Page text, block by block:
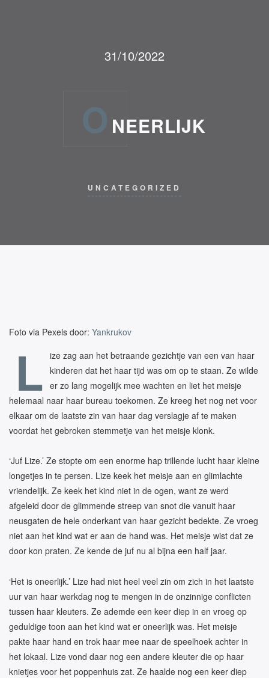
31/10/2022
O NEERLIJK
UNCATEGORIZED
Foto via Pexels door: Yankrukov
L ize zag aan het betraande gezichtje van een van haar
kinderen dat het haar tijd was om op te staan. Ze wilde
er zo lang mogelijk mee wachten en liet het meisje
helemaal naar haar bureau toekomen. Ze kreeg het nog net voor
elkaar om de laatste zin van haar dag verslagje af te maken
voordat het gebroken stemmetje van het meisje klonk.
‘Juf Lize.’ Ze stopte om een enorme hap trillende lucht haar kleine
longetjes in te persen. Lize keek het meisje aan en glimlachte
vriendelijk. Ze keek het kind niet in de ogen, want ze werd
afgeleid door de glimmende streep van snot die vanuit haar
neusgaten de hele onderkant van haar gezicht bedekte. Ze vroeg
niet aan het kind wat er aan de hand was. Het meisje wist dat ze
door kon praten. Ze kende de juf nu al bijna een half jaar.
‘Het is oneerlijk.’ Lize had niet heel veel zin om zich in het laatste
uur van haar werkdag nog te mengen in de onzinnige conflicten
tussen haar kleuters. Ze ademde een keer diep in en vroeg op
geduldige toon aan het kind wat er oneerlijk was. Het meisje
pakte haar hand en trok haar mee naar de speelhoek achter in
het lokaal. Lize vond daar nog een andere kleuter die op haar
knietjes voor het poppenhuis zat. Ze haalde nog een keer diep